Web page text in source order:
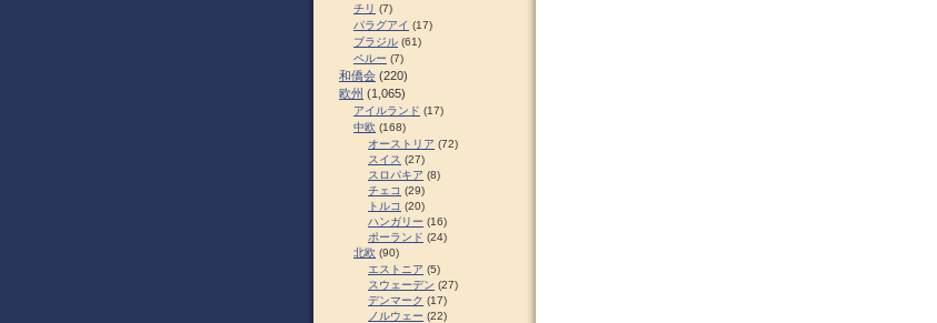
チリ (7)
パラグアイ (17)
ブラジル (61)
ペルー (7)
和僑会 (220)
欧州 (1,065)
アイルランド (17)
中欧 (168)
オーストリア (72)
スイス (27)
スロパキア (8)
チェコ (29)
トルコ (20)
ハンガリー (16)
ポーランド (24)
北欧 (90)
エストニア (5)
スウェーデン (27)
デンマーク (17)
ノルウェー (22)